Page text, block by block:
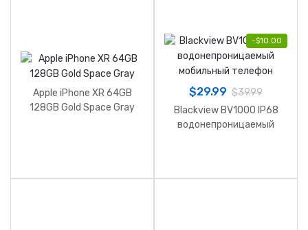
Apple iPhone XR 64GB
128GB Gold Space Gray
-$10.00
$29.99 $39.99
Blackview BV1000 IP68
водонепроницаемый